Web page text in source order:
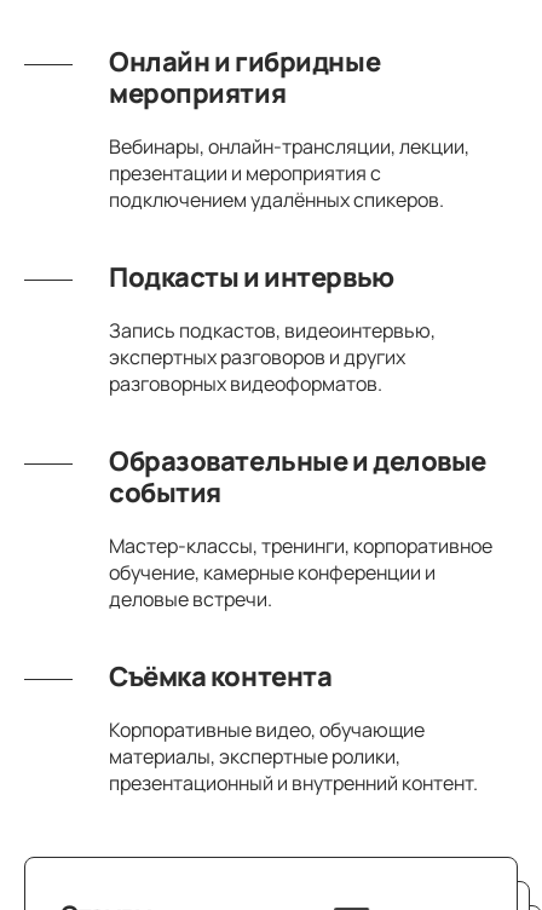
Онлайн и гибридные
мероприятия
Вебинары, онлайн-трансляции, лекции,
презентации и мероприятия с
подключением удалённых спикеров.
Подкасты и интервью
Запись подкастов, видеоинтервью,
экспертных разговоров и других
разговорных видеоформатов.
Образовательные и деловые
события
Мастер-классы, тренинги, корпоративное
обучение, камерные конференции и
деловые встречи.
Съёмка контента
Корпоративные видео, обучающие
материалы, экспертные ролики,
презентационный и внутренний контент.